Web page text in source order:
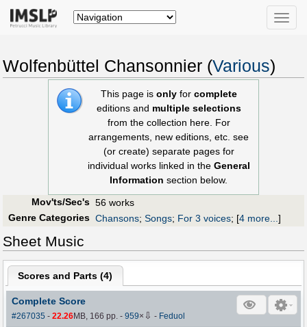
Toggle
Wolfenbüttel Chansonnier (Various)
This page is onlyfor complete
editions and multiple selections
from the collection here. For
arrangements, new editions, etc. see
(or create) separate pages for
individual works linked in the General
Information section below.
Mov'ts/Sec's 56 works
Genre Categories Chansons; Songs; For 3 voices; [4 more...]
Sheet Music
Scores and Parts (4)
Complete Score
#267035 -22.26MB, 166 pp.-959× ⇩ - Feduol